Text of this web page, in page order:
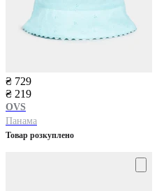
₴ 729
₴ 219
OVS
Панама
Товар розкуплено